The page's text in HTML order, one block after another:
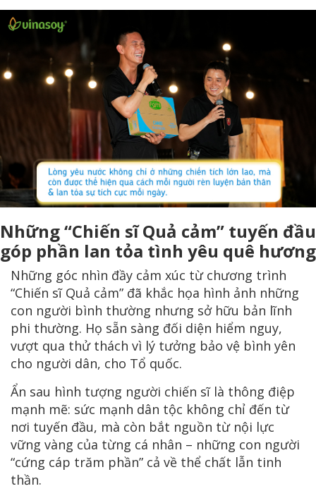
Những “Chiến sĩ Quả cảm” tuyến đầu
góp phần lan tỏa tình yêu quê hương
Những góc nhìn đầy cảm xúc từ chương trình
“Chiến sĩ Quả cảm” đã khắc họa hình ảnh những
con người bình thường nhưng sở hữu bản lĩnh
phi thường. Họ sẵn sàng đối diện hiểm nguy,
vượt qua thử thách vì lý tưởng bảo vệ bình yên
cho người dân, cho Tổ quốc.
Ẩn sau hình tượng người chiến sĩ là thông điệp
mạnh mẽ: sức mạnh dân tộc không chỉ đến từ
nơi tuyến đầu, mà còn bắt nguồn từ nội lực
vững vàng của từng cá nhân – những con người
“cứng cáp trăm phần” cả về thể chất lẫn tinh
thần.